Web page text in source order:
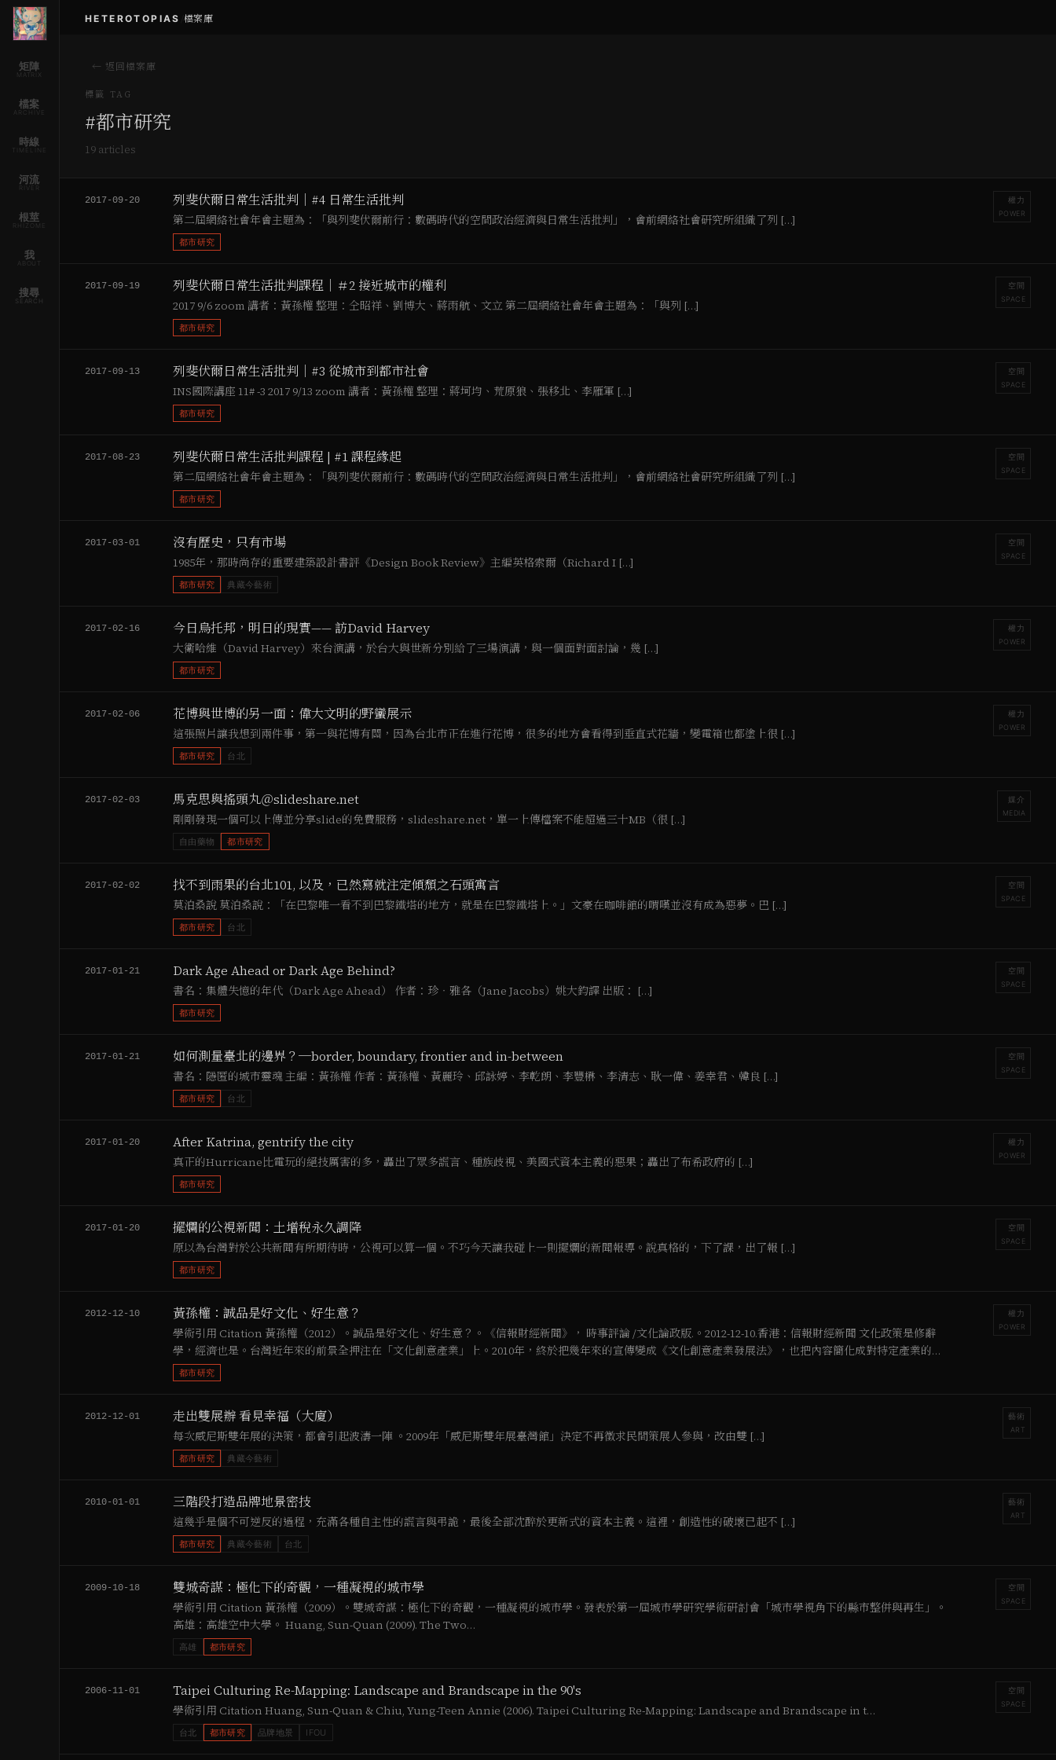
矩陣
MATRIX
檔案
ARCHIVE
時線
TIMELINE
河流
RIVER
根莖
RHIZOME
我
ABOUT
搜尋
SEARCH
HETEROTOPIAS 檔案庫
← 返回檔案庫
標籤 TAG
#都市研究
19 articles
2017-09-20 列斐伏爾日常生活批判｜#4 日常生活批判
第二屆網絡社會年會主題為：「與列斐伏爾前行：數碼時代的空間政治經濟與日常生活批判」，會前網絡社會研究所組織了列 […]
都市研究
權力
POWER
2017-09-19 列斐伏爾日常生活批判課程｜＃2 接近城市的權利
2017 9/6 zoom 講者：黃孫權 整理：仝昭祥、劉博大、蔣雨航、文立 第二屆網絡社會年會主題為：「與列 […]
都市研究
空間
SPACE
2017-09-13 列斐伏爾日常生活批判｜#3 從城市到都市社會
INS國際講座 11# -3 2017 9/13 zoom 講者：黃孫權 整理：蔣坷均、荒原狼、張移北、李雁軍 […]
都市研究
空間
SPACE
2017-08-23 列斐伏爾日常生活批判課程 | #1 課程緣起
第二屆網絡社會年會主題為：「與列斐伏爾前行：數碼時代的空間政治經濟與日常生活批判」，會前網絡社會研究所組織了列 […]
都市研究
空間
SPACE
2017-03-01 沒有歷史，只有市場
1985年，那時尚存的重要建築設計書評《Design Book Review》主編英格索爾（Richard I […]
都市研究 典藏今藝術
空間
SPACE
2017-02-16 今日烏托邦，明日的現實—— 訪David Harvey
大衛哈維（David Harvey）來台演講，於台大與世新分別給了三場演講，與一個面對面討論，幾 […]
都市研究
權力
POWER
2017-02-06 花博與世博的另一面：偉大文明的野蠻展示
這張照片讓我想到兩件事，第一與花博有關，因為台北市正在進行花博，很多的地方會看得到垂直式花牆，變電箱也都塗上很 […]
都市研究 台北
權力
POWER
2017-02-03 馬克思與搖頭丸＠slideshare.net
剛剛發現一個可以上傳並分享slide的免費服務，slideshare.net，單一上傳檔案不能超過三十MB（很 […]
自由藥物 都市研究
媒介
MEDIA
2017-02-02 找不到雨果的台北101, 以及，已然寫就注定傾頹之石頭寓言
莫泊桑說 莫泊桑說：「在巴黎唯一看不到巴黎鐵塔的地方，就是在巴黎鐵塔上。」文豪在咖啡館的喟嘆並沒有成為惡夢。巴 […]
都市研究 台北
空間
SPACE
2017-01-21 Dark Age Ahead or Dark Age Behind?
書名：集體失憶的年代（Dark Age Ahead） 作者：珍‧雅各（Jane Jacobs）姚大鈞譯 出版： […]
都市研究
空間
SPACE
2017-01-21 如何測量臺北的邊界？─border, boundary, frontier and in-between
書名：隱匿的城市靈魂 主編：黃孫權 作者：黃孫權、黃麗玲、邱詠婷、李乾朗、李豐楙、李清志、耿一偉、姜幸君、韓良 […]
都市研究 台北
空間
SPACE
2017-01-20 After Katrina, gentrify the city
真正的Hurricane比電玩的絕技厲害的多，轟出了眾多謊言、種族歧視、美國式資本主義的惡果；轟出了布希政府的 […]
都市研究
權力
POWER
2017-01-20 擺爛的公視新聞：土增稅永久調降
原以為台灣對於公共新聞有所期待時，公視可以算一個。不巧今天讓我碰上一則擺爛的新聞報導。說真格的，下了課，出了報 […]
都市研究
空間
SPACE
2012-12-10 黃孫權：誠品是好文化、好生意？
學術引用 Citation 黃孫權（2012）。誠品是好文化、好生意？。《信報財經新聞》， 時事評論 /文化論政版.。2012-12-10.香港：信報財經新聞 文化政策是修辭
學，經濟也是。台灣近年來的前景全押注在「文化創意產業」上。2010年，終於把幾年來的宣傳變成《文化創意產業發展法》，也把內容簡化成對特定產業的減
稅和補助規定。 這不是什麼新鮮事，就像台灣二十年來對高科技產業和科學園區進行稅金減…
都市研究
權力
POWER
2012-12-01 走出雙展辦 看見幸福（大廈）
每次威尼斯雙年展的決策，都會引起波濤一陣 。2009年「威尼斯雙年展臺灣館」決定不再徵求民間策展人參與，改由雙 […]
都市研究 典藏今藝術
藝術
ART
2010-01-01 三階段打造品牌地景密技
這幾乎是個不可逆反的過程，充滿各種自主性的謊言與弔詭，最後全部沈醉於更新式的資本主義。這裡，創造性的破壞已起不 […]
都市研究 典藏今藝術 台北
藝術
ART
2009-10-18 雙城奇謀：極化下的奇觀，一種凝視的城市學
學術引用 Citation 黃孫權（2009）。雙城奇謀：極化下的奇觀，一種凝視的城市學。發表於第一屆城市學研究學術研討會「城市學視角下的縣市整併與再生」。
高雄：高雄空中大學。 Huang, Sun-Quan (2009). The Two…
高雄 都市研究
空間
SPACE
2006-11-01 Taipei Culturing Re-Mapping: Landscape and Brandscape in the 90's
學術引用 Citation Huang, Sun-Quan & Chiu, Yung-Teen Annie (2006). Taipei Culturing Re-Mapping: Landscape and Brandscape in t…
台北 都市研究 品牌地景 IFOU
空間
SPACE